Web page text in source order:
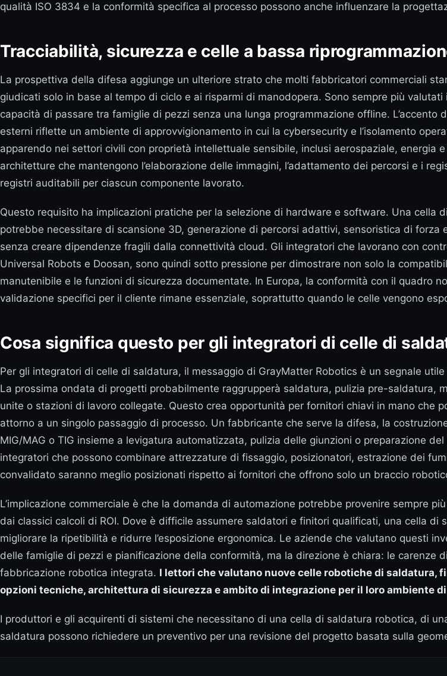
qualità ISO 3834 e la conformità specifica al processo possono anche influenzare la
Tracciabilità, sicurezza e celle a bassa
La prospettiva della difesa aggiunge un ulteriore strato che molti fabbricatori commerciali
giudicati solo in base al tempo di ciclo e ai risparmi di manodopera. Sono sempre più
capacità di passare tra famiglie di pezzi senza una lunga programmazione offline.
esterni riflette un ambiente di approvvigionamento in cui la cybersecurity e l’isolamento
apparendo nei settori civili con proprietà intellettuale sensibile, inclusi aerospaziale,
architetture che mantengono l’elaborazione delle immagini, l’adattamento dei percorsi e i
registri auditabili per ciascun componente lavorato.
Questo requisito ha implicazioni pratiche per la selezione di hardware e software. Una
potrebbe necessitare di scansione 3D, generazione di percorsi adattivi, sensoristica di
senza creare dipendenze fragili dalla connettività cloud. Gli integratori che lavorano con
Universal Robots e Doosan, sono quindi sotto pressione per dimostrare non solo la
manutenibile e le funzioni di sicurezza documentate. In Europa, la conformità con il quadro
validazione specifici per il cliente rimane essenziale, soprattutto quando le celle vengono
Cosa significa questo per gli integratori di celle di
Per gli integratori di celle di saldatura, il messaggio di GrayMatter Robotics è un segnale
La prossima ondata di progetti probabilmente raggrupperà saldatura, pulizia pre-saldatura,
unite o stazioni di lavoro collegate. Questo crea opportunità per fornitori chiavi in mano che
attorno a un singolo passaggio di processo. Un fabbricante che serve la difesa, la
MIG/MAG o TIG insieme a levigatura automatizzata, pulizia delle giunzioni o preparazione
integratori che possono combinare attrezzature di fissaggio, posizionatori, estrazione dei
convalidato saranno meglio posizionati rispetto ai fornitori che offrono solo un braccio
L’implicazione commerciale è che la domanda di automazione potrebbe provenire sempre
dai classici calcoli di ROI. Dove è difficile assumere saldatori e finitori qualificati, una cella
migliorare la ripetibilità e ridurre l’esposizione ergonomica. Le aziende che valutano questi
delle famiglie di pezzi e pianificazione della conformità, ma la direzione è chiara: le carenze
fabbricazione robotica integrata. I lettori che valutano nuove celle robotiche di
opzioni tecniche, architettura di sicurezza e ambito di integrazione per il loro ambiente
I produttori e gli acquirenti di sistemi che necessitano di una cella di saldatura robotica, di
saldatura possono richiedere un preventivo per una revisione del progetto basata sulla